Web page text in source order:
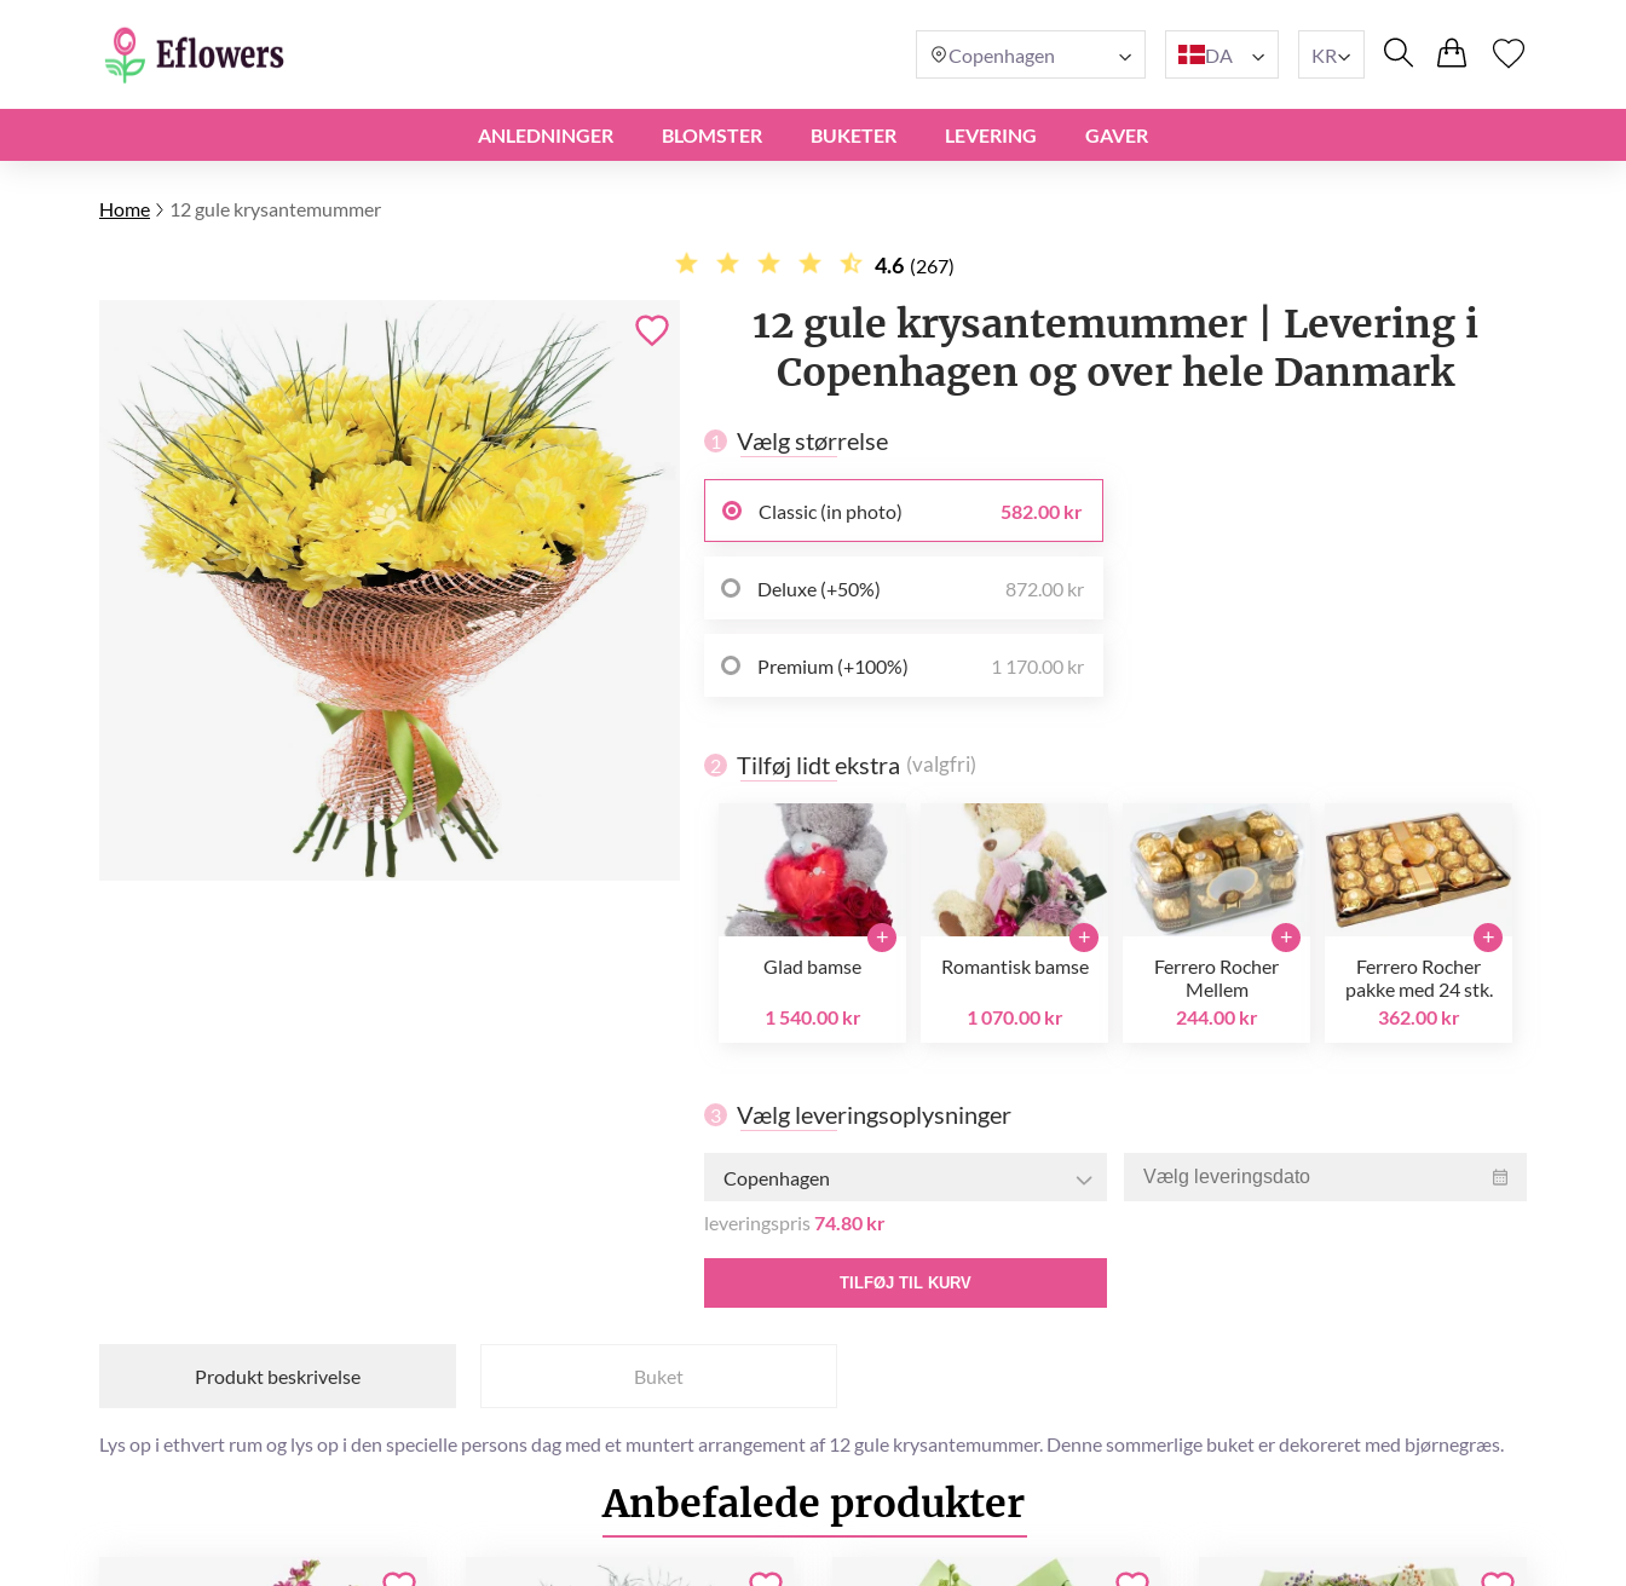
Copenhagen DA KR
ANLEDNINGER BLOMSTER BUKETER LEVERING GAVER
Home 12 gule krysantemummer
4.6 (267)
12 gule krysantemummer | Levering i
Copenhagen og over hele Danmark
1 Vælg størrelse
Classic (in photo) 582.00 kr
Deluxe (+50%) 872.00 kr
Premium (+100%) 1 170.00 kr
2 Tilføj lidt ekstra (valgfri)
Glad bamse
1 540.00 kr
+
Romantisk bamse
1 070.00 kr
+
Ferrero Rocher
Mellem
244.00 kr
+
Ferrero Rocher
pakke med 24 stk.
362.00 kr
+
3 Vælg leveringsoplysninger
Copenhagen
leveringspris74.80 kr
TILFØJ TIL KURV
Produkt beskrivelse Buket
Lys op i ethvert rum og lys op i den specielle persons dag med et muntert arrangement af 12 gule krysantemummer. Denne sommerlige buket er dekoreret med bjørnegræs.
Anbefalede produkter